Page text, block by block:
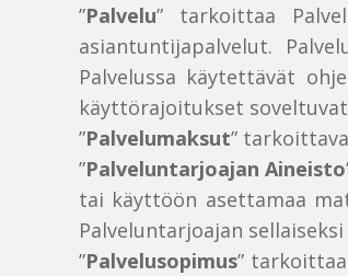
”Palvelu” tarkoittaa
asiantuntijapalvelut.
Palvelussa käytettävät
käyttörajoitukset
”Palvelumaksut”
”Palveluntarjoajan Aineisto
tai käyttöön asettamaa
Palveluntarjoajan
”Palvelusopimus”